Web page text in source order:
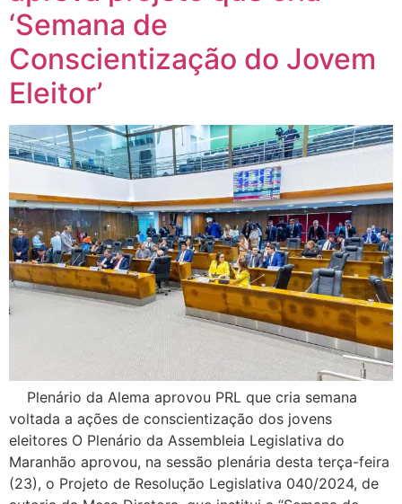
‘Semana de
Conscientização do Jovem
Eleitor’
Plenário da Alema aprovou PRL que cria semana
voltada a ações de conscientização dos jovens
eleitores O Plenário da Assembleia Legislativa do
Maranhão aprovou, na sessão plenária desta terça-feira
(23), o Projeto de Resolução Legislativa 040/2024, de